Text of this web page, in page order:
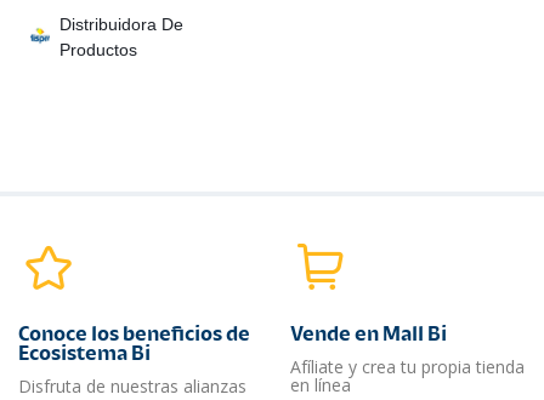
Distribuidora De
Productos
Conoce los beneficios de
Ecosistema Bi
Disfruta de nuestras alianzas
Vende en Mall Bi
Afíliate y crea tu propia tienda
en línea